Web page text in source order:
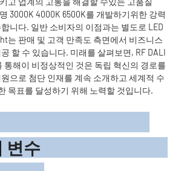
3000K 4000K 6500K를 개발하기위한 강력
니다. 일반 소비자의 이점과는 별도로 LED
는 판매 및 고객 만족도 측면에서 비즈니스
할 수 있습니다. 미래를 살펴보면, RF DALI
통해이 비정상적인 것은 독립 혁신의 경로를
으로 첨단 인재를 계속 소개하고 세계적 수
목표를 달성하기 위해 노력할 것입니다.
변수